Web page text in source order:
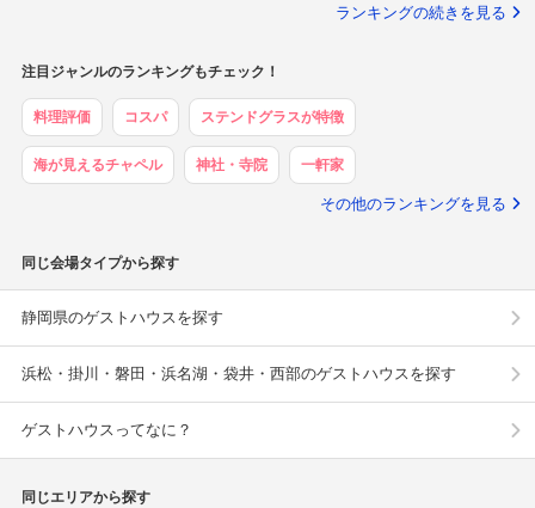
ランキングの続きを見る
注目ジャンルのランキングもチェック！
料理評価 コスパ ステンドグラスが特徴
海が見えるチャペル 神社・寺院 一軒家
その他のランキングを見る
同じ会場タイプから探す
静岡県のゲストハウスを探す
浜松・掛川・磐田・浜名湖・袋井・西部のゲストハウスを探す
ゲストハウスってなに？
同じエリアから探す